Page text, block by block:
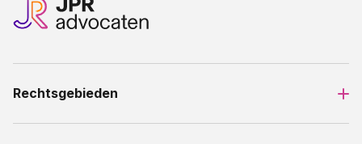
Rechtsgebieden